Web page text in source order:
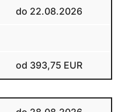
do 22.08.2026
od 393,75 EUR